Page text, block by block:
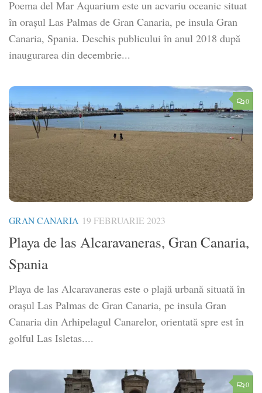
Poema del Mar Aquarium este un acvariu oceanic situat
în orașul Las Palmas de Gran Canaria, pe insula Gran
Canaria, Spania. Deschis publicului în anul 2018 după
inaugurarea din decembrie...
0
GRAN CANARIA 19 FEBRUARIE 2023
Playa de las Alcaravaneras, Gran Canaria,
Spania
Playa de las Alcaravaneras este o plajă urbană situată în
orașul Las Palmas de Gran Canaria, pe insula Gran
Canaria din Arhipelagul Canarelor, orientată spre est în
golful Las Isletas....
0